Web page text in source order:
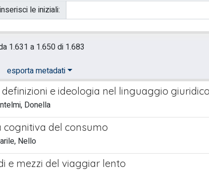
le iniziali:
1.631 a 1.650 di 1.683
esporta metadati
e ideologia nel linguaggio giuridico
Donella
cognitiva del consumo
Nello
e mezzi del viaggiar lento